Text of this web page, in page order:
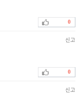
0
신고
0
신고